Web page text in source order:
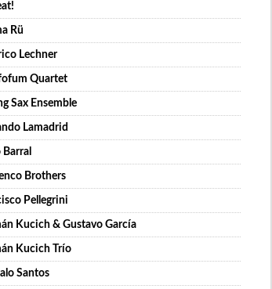
Rü
Lechner
Quartet
Sax Ensemble
Lamadrid
Barral
Brothers
Pellegrini
Kucich & Gustavo García
Kucich Trío
Santos